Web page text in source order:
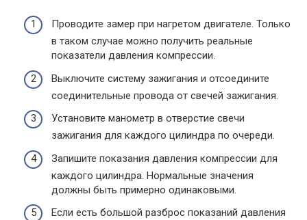
Проводите замер при нагретом двигателе. Только
в таком случае можно получить реальные
показатели давления компрессии.
Выключите систему зажигания и отсоедините
соединительные провода от свечей зажигания.
Установите манометр в отверстие свечи
зажигания для каждого цилиндра по очереди.
Запишите показания давления компрессии для
каждого цилиндра. Нормальные значения
должны быть примерно одинаковыми.
Если есть большой разброс показаний давления